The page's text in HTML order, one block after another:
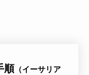
順 （イーサリア